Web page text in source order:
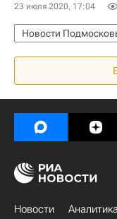
23 июля 2020, 17:04
Новости
Московская
Новости Аналитика